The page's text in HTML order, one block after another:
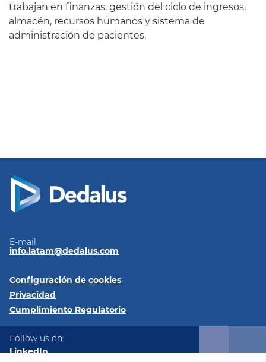
trabajan en finanzas, gestión del ciclo de ingresos,
almacén, recursos humanos y sistema de
administración de pacientes.
E-mail
info.latam@dedalus.com
Configuración de cookies
Privacidad
Cumplimiento Regulatorio
Follow us on:
LinkedIn